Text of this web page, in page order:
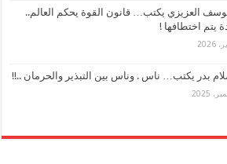
العزيزي يكتب… قانون القوة يحكم العالم..
يتم اختطافها !
بدر يكتب… ناس . وناس بين التبذير والحرمان ..!!